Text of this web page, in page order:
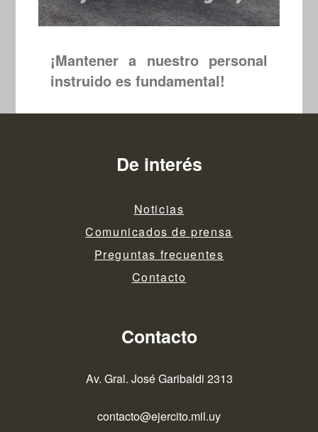
¡Mantener a nuestro personal
instruido es fundamental!
De interés
Noticias
Comunicados de prensa
Preguntas frecuentes
Contacto
Contacto
Av. Gral. José Garibaldi 2313
contacto@ejercito.mil.uy